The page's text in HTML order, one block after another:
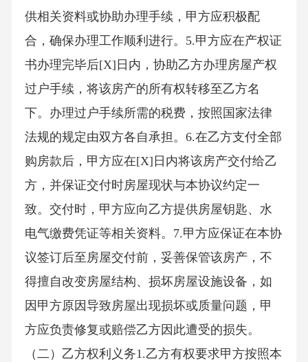
供相关资料或协助办理手续，甲方应积极配
合，确保办理工作顺利进行。5.甲方应在产权证
书办理完毕后[X]日内，协助乙方办理房屋产权
过户手续，将该房产的所有权转移至乙方名
下。办理过户手续所需的税费，按照国家法律
法规的规定由双方各自承担。6.在乙方支付全部
购房款后，甲方应在[X]日内将该房产交付给乙
方，并保证交付时房屋现状与本协议约定一
致。交付时，甲方应向乙方提供房屋钥匙、水
电气缴费凭证等相关资料。7.甲方应保证在本协
议签订后至房屋交付前，妥善保管该房产，不
得擅自改变房屋结构、损坏房屋设施设备，如
因甲方原因导致房屋出现损坏或质量问题，甲
方应负责修复或赔偿乙方因此遭受的损失。
（二）乙方权利义务1.乙方有权要求甲方按照本